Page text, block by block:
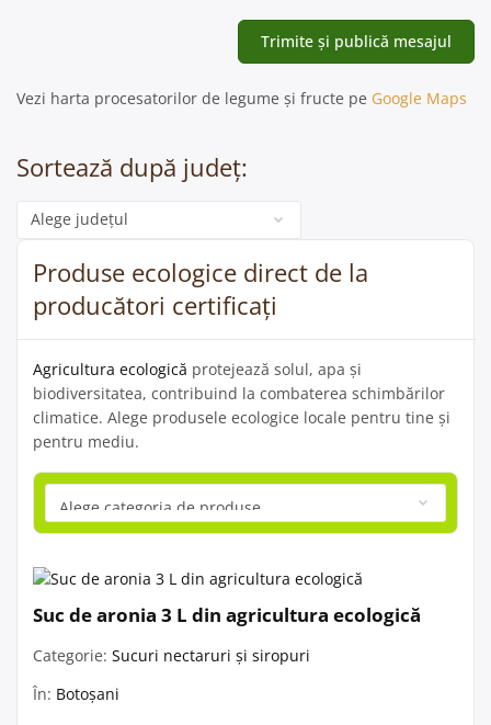
Vezi harta procesatorilor de legume și fructe pe Google Maps
Sortează după județ:
Categorie
Produse ecologice direct de la
producători certificați
Agricultura ecologică protejează solul, apa și
biodiversitatea, contribuind la combaterea schimbărilor
climatice. Alege produsele ecologice locale pentru tine și
pentru mediu.
Suc de aronia 3 L din agricultura ecologică
Categorie: Sucuri nectaruri și siropuri
În: Botoșani